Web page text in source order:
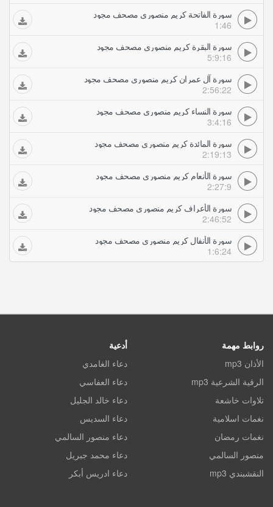
سورة الفاتحة كريم منصوري مصحف مجود
1:46
سورة البقرة كريم منصوري مصحف مجود
5:9:16
سورة آل عمران كريم منصوري مصحف مجود
2:56:22
سورة النساء كريم منصوري مصحف مجود
3:4:16
سورة المائدة كريم منصوري مصحف مجود
2:19:13
سورة الأنعام كريم منصوري مصحف مجود
2:27:9
سورة الأعراف كريم منصوري مصحف مجود
2:46:52
سورة الأنفال كريم منصوري مصحف مجود
1:6:24
روابط مهمة
الأذان mp3
الرقية الشرعية mp3
تلاوات خاشعة
نغمات اسلامية
نغمات رمضان
منصور السالمي
النقشبندي mp3
أدعية
دعاء الغامدي
دعاء العفاسي
دعاء خالد الجليل
دعاء السديس
دعاء منصور السالمي
دعاء محمد جبريل
دعاء ادريس أبكر